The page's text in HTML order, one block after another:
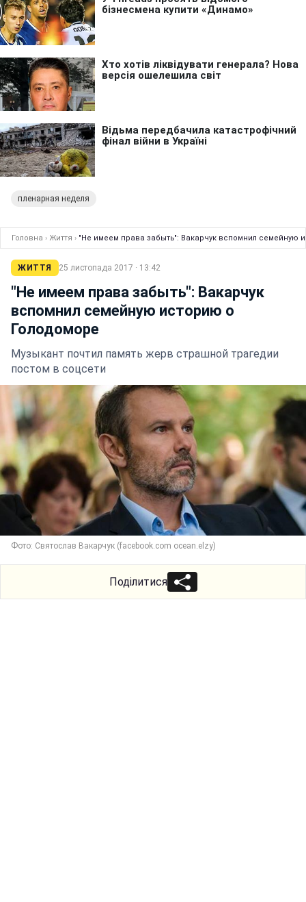
пленарная неделя
Головна › Життя › "Не имеем права забыть": Вакарчук вспомнил семейную
ЖИТТЯ 25 листопада 2017 · 13:42
"Не имеем права забыть": Вакарчук
вспомнил семейную историю о
Голодоморе
Музыкант почтил память жерв страшной трагедии
постом в соцсети
Фото: Святослав Вакарчук (facebook.com ocean.elzy)
Поділитися